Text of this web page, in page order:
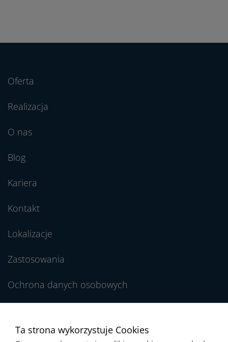
Oferta
Realizacja
O nas
Blog
Kariera
Kontakt
Lokalizacje
Zastosowania
Ochrona danych osobowych
Zgłaszanie nieprawidłowości / Kanał dla
Ta strona wykorzystuje Cookies